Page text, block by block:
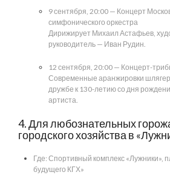
9 сентября, 20:00 — Концерт
симфонического оркестра
Дирижирует Михаил Астафьев,
руководитель — Иван Рудин.
12 сентября, 20:00 — Концерт-
Современные аранжировки
дружбе к 130-летию со дня
артиста.
4. Для любознательных
городского хозяйства в
Где: Спортивный комплекс «Лужники»,
будущего КГХ»